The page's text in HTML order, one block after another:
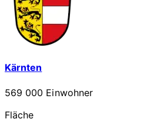
Kärnten
569 000 Einwohner
Fläche